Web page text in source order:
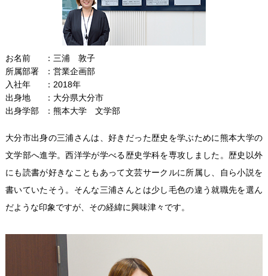
お名前
三浦 敦子
所属部署
営業企画部
入社年
2018年
出身地
大分県大分市
出身学部
熊本大学 文学部
大分市出身の三浦さんは、好きだった歴史を学ぶために熊本大学の
文学部へ進学。西洋学が学べる歴史学科を専攻しました。歴史以外
にも読書が好きなこともあって文芸サークルに所属し、自ら小説を
書いていたそう。そんな三浦さんとは少し毛色の違う就職先を選ん
だような印象ですが、その経緯に興味津々です。